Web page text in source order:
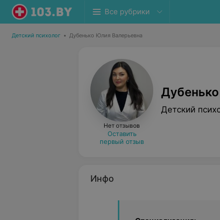
Все рубрики
Детский психолог • Дубенько Юлия Валерьевна
Нет отзывов
Оставить
первый отзыв
Детский
Инфо